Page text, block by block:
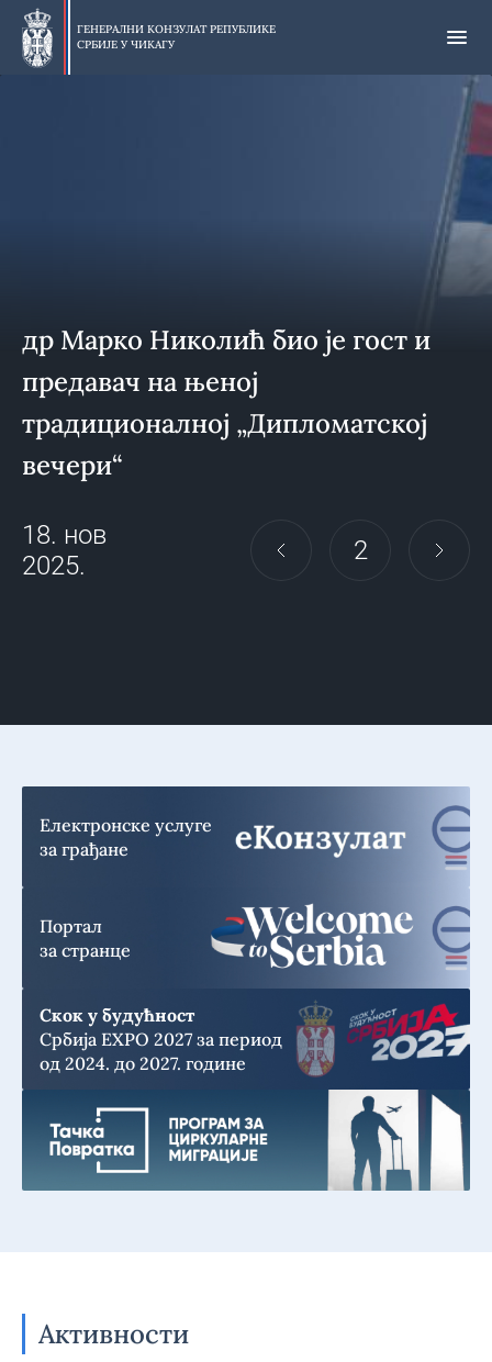
Прескочи
главни
део
ГЕНЕРАЛНИ КОНЗУЛАТ РЕПУБЛИКЕ
СРБИЈЕ У ЧИКАГУ
др Марко Николић био је гост и
предавач на њеној
традиционалној „Дипломатској
вечери“
18. нов
2025.
2
Електронске услуге
за грађане
Портал
за странце
Скок у будућност
Србија EXPO 2027 за период
од 2024. до 2027. године
Активности